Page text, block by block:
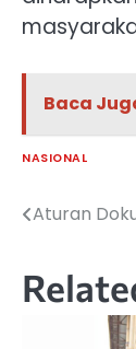
Baca
NASIONAL
Navigasi
Aturan